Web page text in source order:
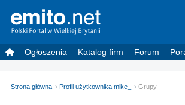
Ogłoszenia Katalog firm Forum
Strona główna Profil użytkownika mike_ Grupy